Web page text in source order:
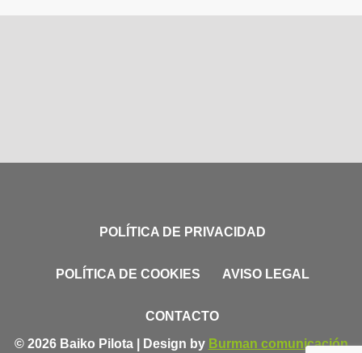
POLÍTICA DE PRIVACIDAD
POLÍTICA DE COOKIES AVISO LEGAL
CONTACTO
© 2026 Baiko Pilota | Design by Burman comunicación